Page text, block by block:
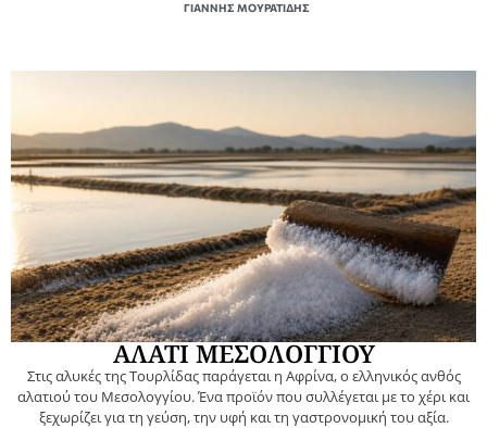
ΓΙΆΝΝΗΣ ΜΟΥΡΑΤΊΔΗΣ
ΑΛΑΤΙ ΜΕΣΟΛΟΓΓΙΟΥ
Στις αλυκές της Τουρλίδας παράγεται η Αφρίνα, ο ελληνικός ανθός
αλατιού του Μεσολογγίου. Ένα προϊόν που συλλέγεται με το χέρι και
ξεχωρίζει για τη γεύση, την υφή και τη γαστρονομική του αξία.